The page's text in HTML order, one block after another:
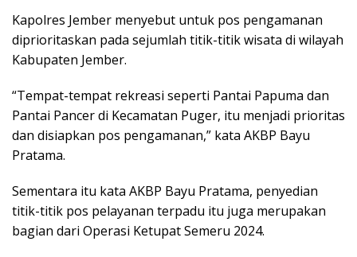
Kapolres Jember menyebut untuk pos pengamanan
diprioritaskan pada sejumlah titik-titik wisata di wilayah
Kabupaten Jember.
“Tempat-tempat rekreasi seperti Pantai Papuma dan
Pantai Pancer di Kecamatan Puger, itu menjadi prioritas
dan disiapkan pos pengamanan,” kata AKBP Bayu
Pratama.
Sementara itu kata AKBP Bayu Pratama, penyedian
titik-titik pos pelayanan terpadu itu juga merupakan
bagian dari Operasi Ketupat Semeru 2024.